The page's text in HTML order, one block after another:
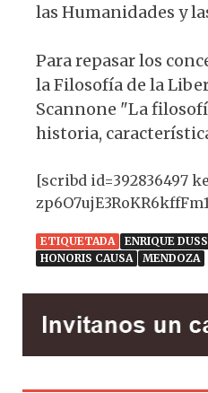
las Humanidades y
Para repasar los
la Filosofía de la
Scannone "La
historia,
[scribd id=392836497
ETIQUETADA ENRIQUE
HONORIS CAUSA
MENDOZA